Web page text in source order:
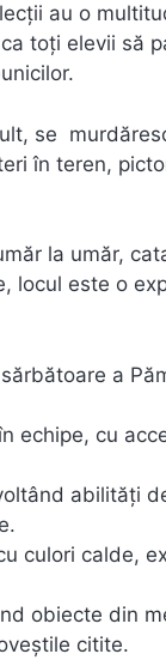
au o
toți elevii să
se
în teren,
la umăr,
locul este o
a
echipe, cu
abilități
culori calde,
obiecte din
citite.